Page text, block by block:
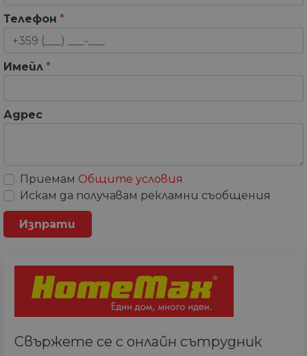
Телефон *
Имейл *
Адрес
Приемам Общите условия
Искам да получавам рекламни съобщения
Свържете се с онлайн сътрудник